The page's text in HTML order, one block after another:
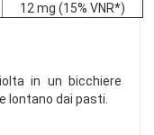
12 mg (15% VNR*)
in un bicchiere
lontano dai pasti.